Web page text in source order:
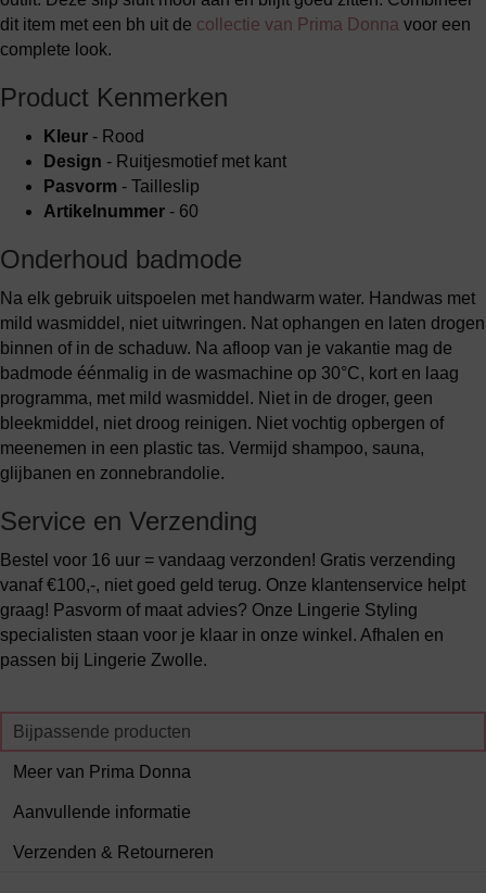
dit item met een bh uit de collectie van Prima Donna voor een
complete look.
Product Kenmerken
Kleur - Rood
Design - Ruitjesmotief met kant
Pasvorm - Tailleslip
Artikelnummer - 60
Onderhoud badmode
Na elk gebruik uitspoelen met handwarm water. Handwas met
mild wasmiddel, niet uitwringen. Nat ophangen en laten drogen
binnen of in de schaduw. Na afloop van je vakantie mag de
badmode éénmalig in de wasmachine op 30°C, kort en laag
programma, met mild wasmiddel. Niet in de droger, geen
bleekmiddel, niet droog reinigen. Niet vochtig opbergen of
meenemen in een plastic tas. Vermijd shampoo, sauna,
glijbanen en zonnebrandolie.
Service en Verzending
Bestel voor 16 uur = vandaag verzonden! Gratis verzending
vanaf €100,-, niet goed geld terug. Onze klantenservice helpt
graag! Pasvorm of maat advies? Onze Lingerie Styling
specialisten staan voor je klaar in onze winkel. Afhalen en
passen bij Lingerie Zwolle.
Bijpassende producten
Meer van Prima Donna
Aanvullende informatie
Verzenden & Retourneren